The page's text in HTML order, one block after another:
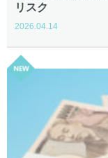
リスク
2026.04.14